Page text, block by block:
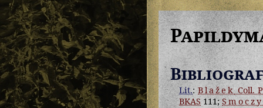
Lit.:BlažekColl.
BKAS 111;